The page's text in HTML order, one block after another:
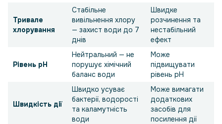
Тривале
хлорування
Стабільне
вивільнення хлору
— захист води до 7
днів
Швидке
розчинення та
нестабільний
ефект
Рівень pH
Нейтральний — не
порушує хімічний
баланс води
Може
підвищувати
рівень pH
Швидкість дії
Швидко усуває
бактерії, водорості
та каламутність
води
Може вимагати
додаткових
засобів для
посилення дії